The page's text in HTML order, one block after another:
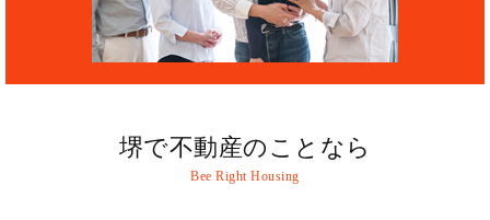
堺で不動産のことなら